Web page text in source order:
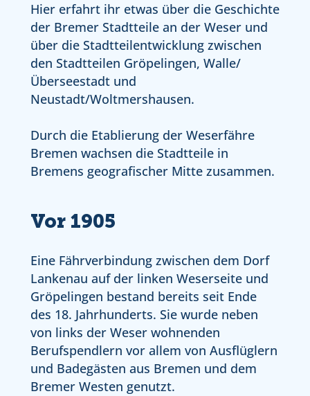
Hier erfahrt ihr etwas über die Geschichte
der Bremer Stadtteile an der Weser und
über die Stadtteilentwicklung zwischen
den Stadtteilen Gröpelingen, Walle/
Überseestadt und
Neustadt/Woltmershausen.
Durch die Etablierung der Weserfähre
Bremen wachsen die Stadtteile in
Bremens geografischer Mitte zusammen.
Vor 1905
Eine Fährverbindung zwischen dem Dorf
Lankenau auf der linken Weserseite und
Gröpelingen bestand bereits seit Ende
des 18. Jahrhunderts. Sie wurde neben
von links der Weser wohnenden
Berufspendlern vor allem von Ausflüglern
und Badegästen aus Bremen und dem
Bremer Westen genutzt.